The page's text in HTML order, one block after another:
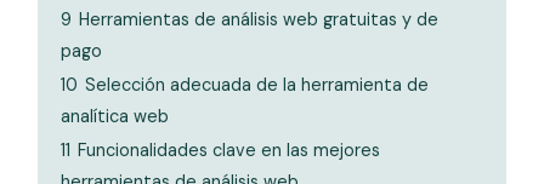
9 Herramientas de análisis web gratuitas y de
pago
10 Selección adecuada de la herramienta de
analítica web
11 Funcionalidades clave en las mejores